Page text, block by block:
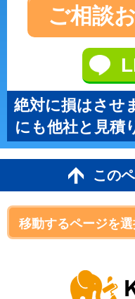
ご相談
絶対に損はさせ
にも他社と見積
この